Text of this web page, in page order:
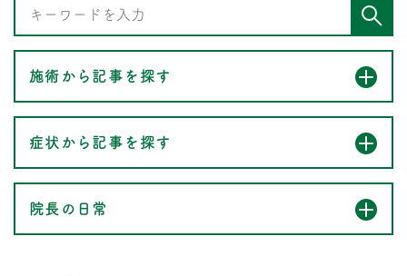
施術から記事を探す
症状から記事を探す
院長の日常